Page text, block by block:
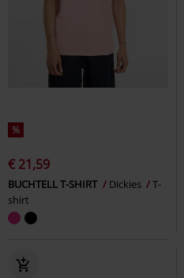
%
€ 21,59
BUCHTELL T-SHIRT Dickies
T-
shirt